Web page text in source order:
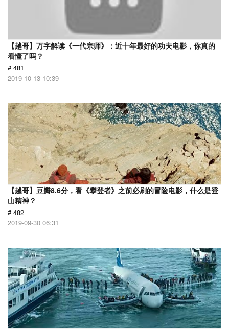
【越哥】万字解读《一代宗师》：近十年最好的功夫电影，你真的
看懂了吗？
# 481
2019-10-13 10:39
【越哥】豆瓣8.6分，看《攀登者》之前必刷的冒险电影，什么是登
山精神？
# 482
2019-09-30 06:31